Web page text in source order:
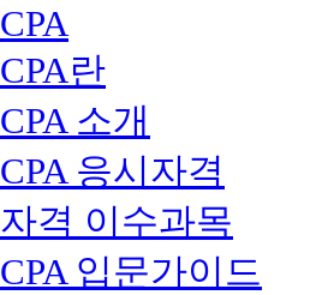
CPA
CPA란
CPA 소개
CPA 응시자격
자격 이수과목
CPA 입문가이드